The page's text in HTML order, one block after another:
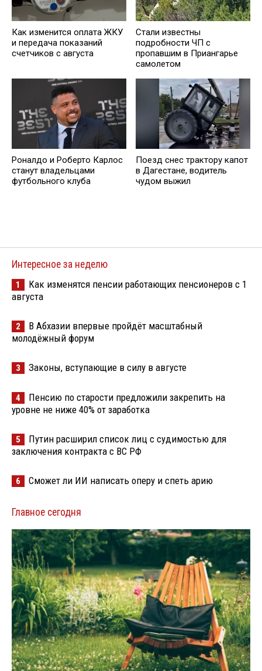
Как изменится оплата ЖКУ
и передача показаний
счетчиков с августа
Стали известны
подробности ЧП с
пропавшим в Приангарье
самолетом
Роналдо и Роберто Карлос
станут владельцами
футбольного клуба
Поезд снес трактору капот
в Дагестане, водитель
чудом выжил
Интересное за неделю
1
Как изменятся пенсии работающих пенсионеров с 1
августа
2
В Абхазии впервые пройдёт масштабный
молодёжный форум
3 Законы, вступающие в силу в августе
4
Пенсию по старости предложили закрепить на
уровне не ниже 40% от заработка
5
Путин расширил список лиц с судимостью для
заключения контракта с ВС РФ
6 Сможет ли ИИ написать оперу и спеть арию
Главное сегодня